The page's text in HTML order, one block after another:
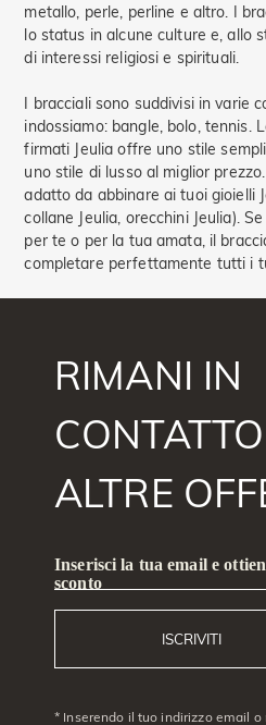
metallo, perle, perline e altro. I
lo status in alcune culture e, allo
di interessi religiosi e spirituali.
I bracciali sono suddivisi in varie
indossiamo: bangle, bolo, tennis.
firmati Jeulia offre uno stile
uno stile di lusso al miglior
adatto da abbinare ai tuoi gioielli
collane Jeulia, orecchini Jeulia).
per te o per la tua amata, il
completare perfettamente tutti i
RIMANI IN
ALTRE
Inserisci la tua email e
sconto
ISCRIVITI
* Inserendo il tuo indirizzo email